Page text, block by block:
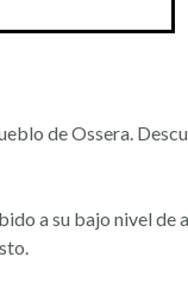
de Ossera.
a su bajo nivel de